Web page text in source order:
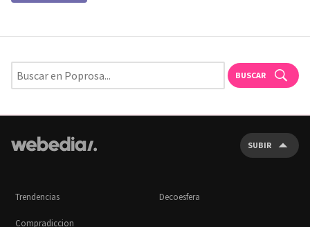
BUSCAR
SUBIR
Trendencias Decoesfera
Compradiccion